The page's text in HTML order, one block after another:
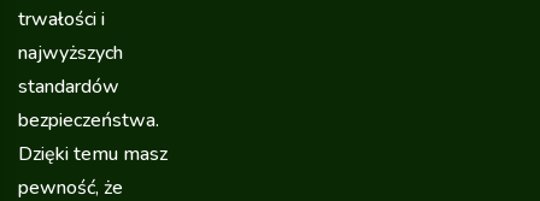
trwałości i
najwyższych
standardów
bezpieczeństwa.
Dzięki temu masz
pewność, że